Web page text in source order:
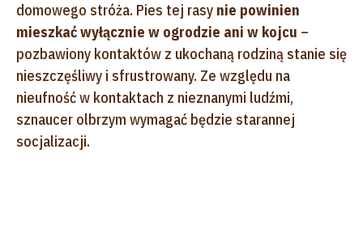
domowego stróża. Pies tej rasy nie powinien
mieszkać wyłącznie w ogrodzie ani w kojcu –
pozbawiony kontaktów z ukochaną rodziną stanie się
nieszczęśliwy i sfrustrowany. Ze względu na
nieufność w kontaktach z nieznanymi ludźmi,
sznaucer olbrzym wymagać będzie starannej
socjalizacji.